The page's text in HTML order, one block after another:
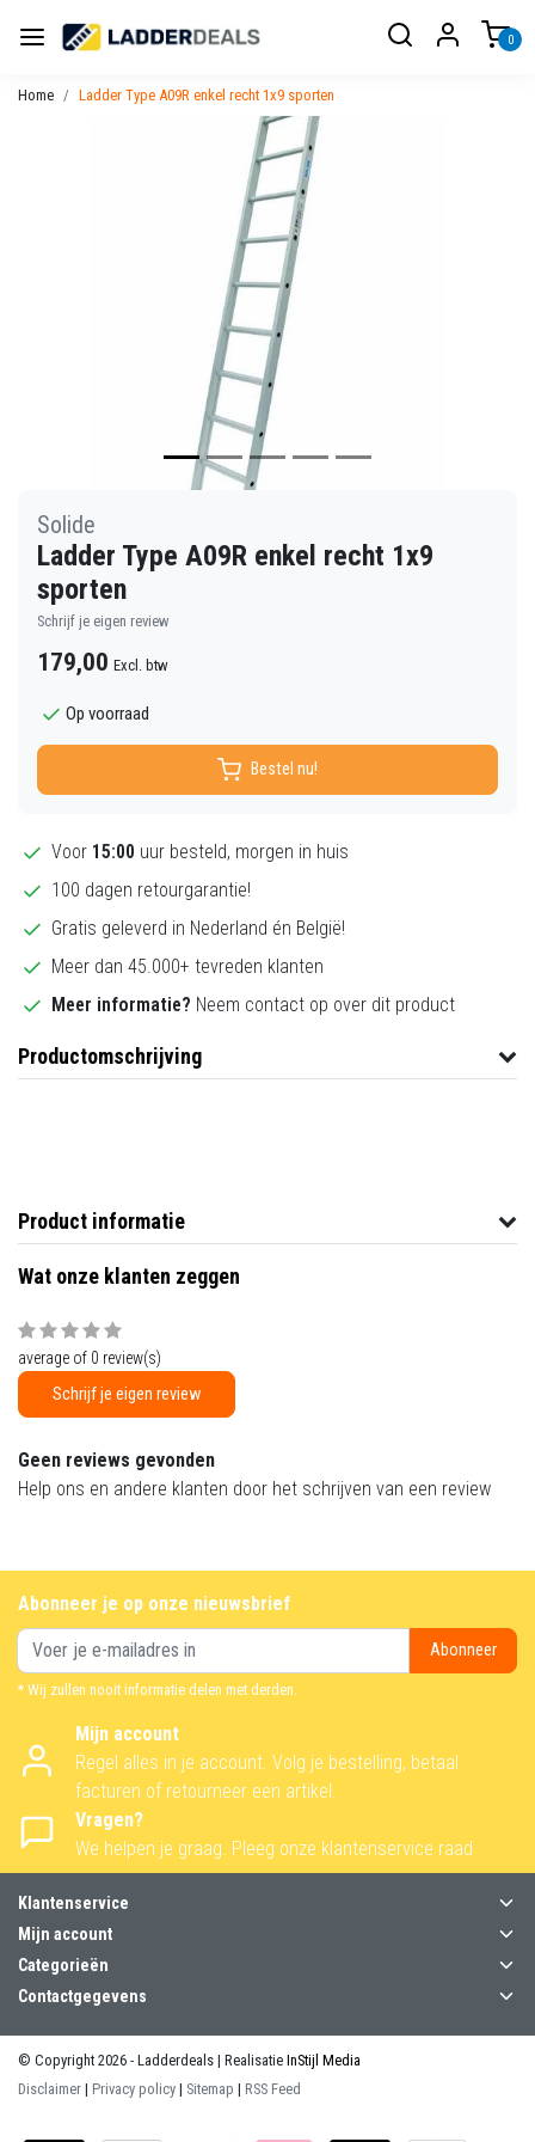
0
Home Ladder Type A09R enkel recht 1x9 sporten
Solide
Ladder Type A09R enkel recht 1x9
sporten
Schrijf je eigen review
179,00 Excl. btw
Op voorraad
Bestel nu!
Voor 15:00 uur besteld, morgen in huis
100 dagen retourgarantie!
Gratis geleverd in Nederland én België!
Meer dan 45.000+ tevreden klanten
Meer informatie? Neem contact op over dit product
Productomschrijving
Product informatie
Wat onze klanten zeggen
average of 0 review(s)
Schrijf je eigen review
Geen reviews gevonden
Help ons en andere klanten door het schrijven van een review
Abonneer je op onze nieuwsbrief
Abonneer
* Wij zullen nooit informatie delen met derden.
Mijn account
Regel alles in je account. Volg je bestelling, betaal
facturen of retourneer een artikel.
Vragen?
We helpen je graag. Pleeg onze klantenservice raad
Klantenservice
Mijn account
Categorieën
Contactgegevens
© Copyright 2026 - Ladderdeals | Realisatie InStijl Media
Disclaimer | Privacy policy | Sitemap | RSS Feed